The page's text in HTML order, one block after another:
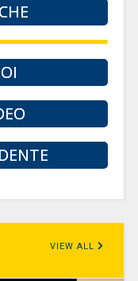
VIEW ALL